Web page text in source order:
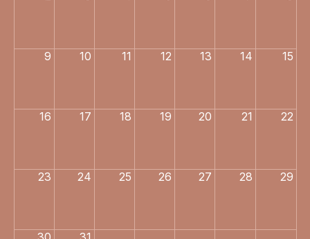
9 10 11 12 13 14 15
16 17 18 19 20 21 22
23 24 25 26 27 28 29